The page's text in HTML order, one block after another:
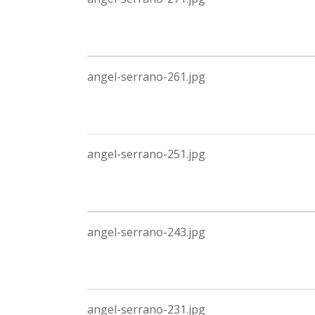
angel-serrano-261.jpg
angel-serrano-251.jpg
angel-serrano-243.jpg
angel-serrano-231.jpg